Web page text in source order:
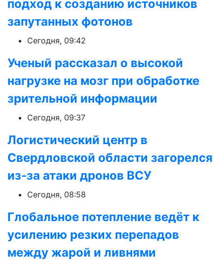
подход к созданию источников
запутанных фотонов
Сегодня, 09:42
Ученый рассказал о высокой
нагрузке на мозг при обработке
зрительной информации
Сегодня, 09:37
Логистический центр в
Свердловской области загорелся
из-за атаки дронов ВСУ
Сегодня, 08:58
Глобальное потепление ведёт к
усилению резких перепадов
между жарой и ливнями